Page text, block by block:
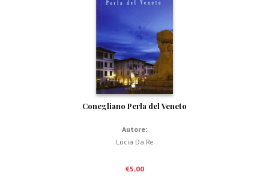
Conegliano Perla del Veneto
Autore:
Lucia Da Re
€5,00